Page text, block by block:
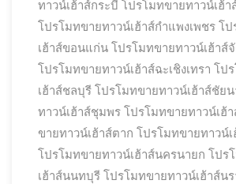
ทาวน์เฮ้าส์กระบี่ โปรโมทขายทาวน์เฮ้
โปรโมทขายทาวน์เฮ้าส์กำแพงเพชร โป
เฮ้าส์ขอนแก่น โปรโมทขายทาวน์เฮ้าส์
โปรโมทขายทาวน์เฮ้าส์ฉะเชิงเทรา โป
เฮ้าส์ชลบุรี โปรโมทขายทาวน์เฮ้าส์ชัย
ทาวน์เฮ้าส์ชุมพร โปรโมทขายทาวน์เฮ้า
ขายทาวน์เฮ้าส์ตาก โปรโมทขายทาวน์เ
โปรโมทขายทาวน์เฮ้าส์นครนายก โปร
เฮ้าส์นนทบุรี โปรโมทขายทาวน์เฮ้าส์น